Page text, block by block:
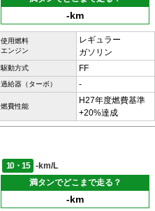
-km
使用燃料
エンジン
レギュラー
ガソリン
駆動方式 FF
過給器（ターボ） -
燃費性能
H27年度燃費基準
+20%達成
10・15
-km/L
満タンでどこまで走る？
-km